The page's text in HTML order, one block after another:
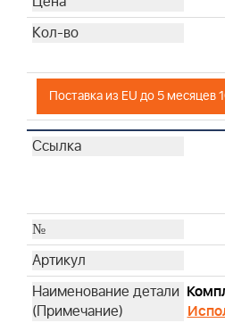
Поставка из EU до 5 месяцев